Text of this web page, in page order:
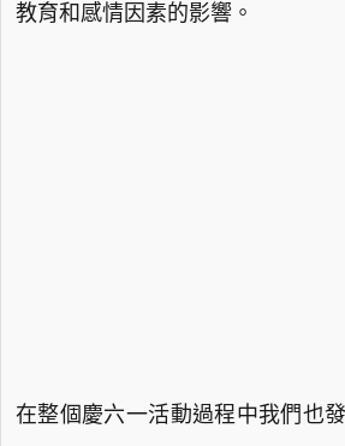
教育和感情因素的影響。
在整個慶六一活動過程中我們也